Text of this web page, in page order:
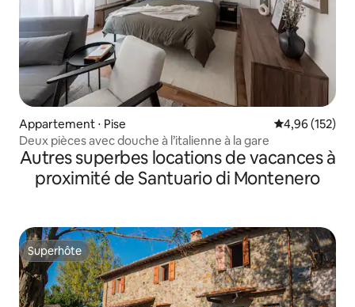
Appartement ⋅ Pise Évaluation
4,96 (152)
Deux pièces avec douche à l’italienne à la gare
Autres superbes locations de vacances à
proximité de Santuario di Montenero
Superhôte
Superhôte